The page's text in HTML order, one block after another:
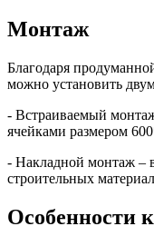
Монтаж
Благодаря
можно установить
- Встраиваемый
ячейками размером
- Накладной монтаж –
строительных
Особенности